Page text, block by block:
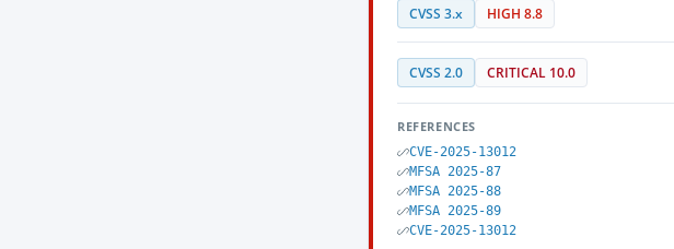
CVSS 3.x HIGH 8.8
CVSS 2.0 CRITICAL 10.0
REFERENCES
CVE-2025-13012
MFSA 2025-87
MFSA 2025-88
MFSA 2025-89
CVE-2025-13012